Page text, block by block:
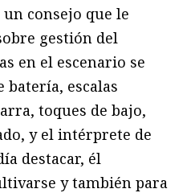
un consejo que le
gestión del
en el escenario se
batería, escalas
toques de bajo,
y el intérprete de
destacar, él
y también para